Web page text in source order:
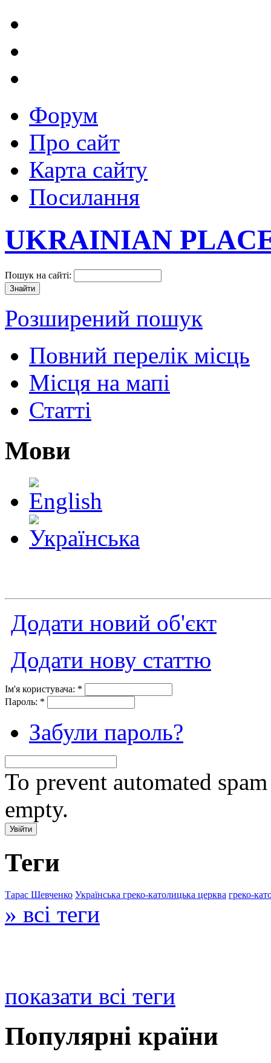
Форум
Про сайт
Карта сайту
Посилання
UKRAINIAN
Пошук на сайті:
Розширений пошук
Повний перелік місць
Місця на мапі
Статті
Мови
Додати новий об'єкт
Додати нову статтю
Ім'я користувача: *
Пароль: *
Забули пароль?
To prevent automated
empty.
Теги
Тарас Шевченко Українська греко-католицька церква греко-
» всі теги
показати всі теги
Популярні країни